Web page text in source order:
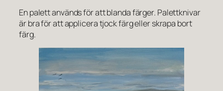
En palett används för att blanda färger. Palettknivar
är bra för att applicera tjock färg eller skrapa bort
färg.